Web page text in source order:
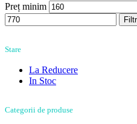
Preț minim
Stare
La Reducere
In Stoc
Categorii de produse